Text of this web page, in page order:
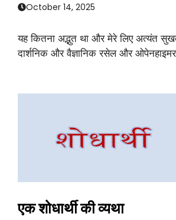
October 14, 2025
यह कितना अद्भुत था और मेरे लिए अत्यंत
दार्शनिक और वैज्ञानिक रसेल और
एक शोधार्थी की व्यथा